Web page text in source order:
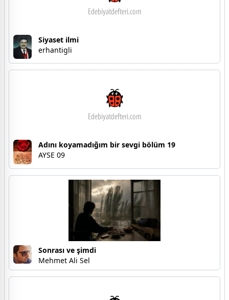
Siyaset ilmi
erhantigli
Adını koyamadığım bir sevgi bölüm 19
AYSE 09
Sonrası ve şimdi
Mehmet Ali Sel